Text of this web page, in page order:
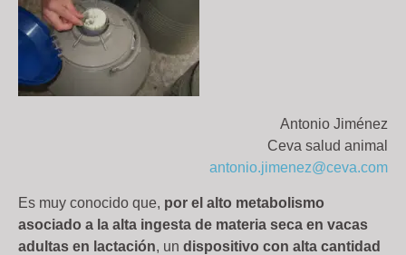
Antonio Jiménez
Ceva salud animal
antonio.jimenez@ceva.com
Es muy conocido que, por el alto metabolismo
asociado a la alta ingesta de materia seca en vacas
adultas en lactación, un dispositivo con alta cantidad